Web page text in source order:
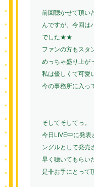
前回聴かせて頂い
んですが、今回は
でした★★
ファンの方もスタ
めっちゃ盛り上が
私は優しくて可愛
今の事務所に入っ
そしてそしてっ。
今日LIVE中に発表
ングルとして発売
早く聴いてもらい
是非お手にとって